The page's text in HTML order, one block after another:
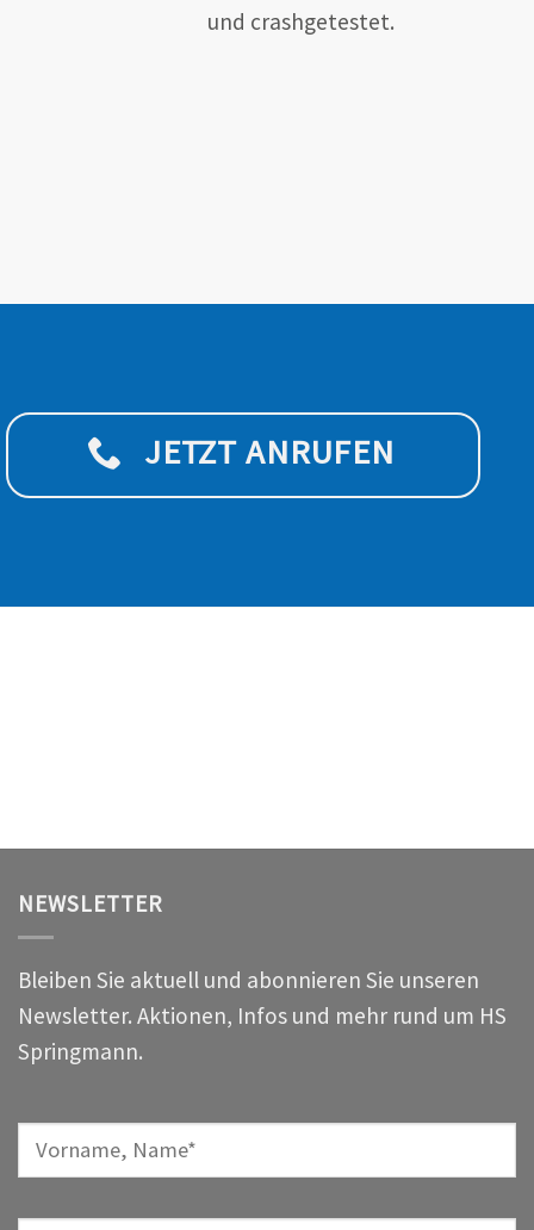
und crashgetestet.
JETZT ANRUFEN
NEWSLETTER
Bleiben Sie aktuell und abonnieren Sie unseren
Newsletter. Aktionen, Infos und mehr rund um HS
Springmann.